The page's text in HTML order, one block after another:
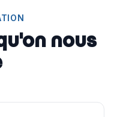
nous